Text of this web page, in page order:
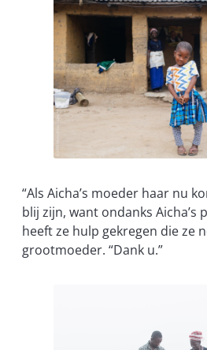
“Als Aicha’s moeder haar nu
blij zijn, want ondanks Aicha’s
heeft ze hulp gekregen die ze
grootmoeder. “Dank u.”